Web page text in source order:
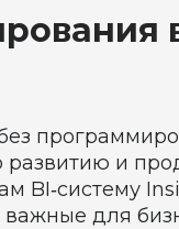
и
BI‑систему
для